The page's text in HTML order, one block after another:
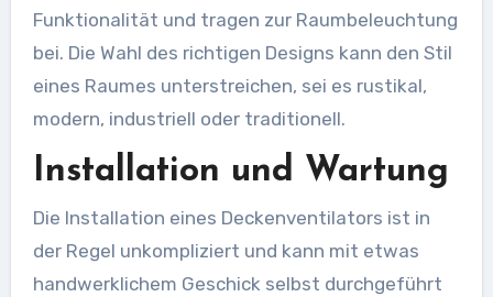
Funktionalität und tragen zur Raumbeleuchtung
bei. Die Wahl des richtigen Designs kann den Stil
eines Raumes unterstreichen, sei es rustikal,
modern, industriell oder traditionell.
Installation und Wartung
Die Installation eines Deckenventilators ist in
der Regel unkompliziert und kann mit etwas
handwerklichem Geschick selbst durchgeführt